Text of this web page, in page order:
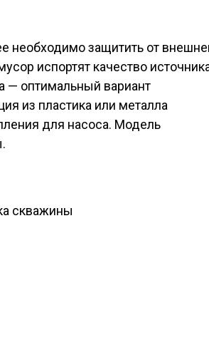
необходимо защитить от
испортят качество
— оптимальный вариант
из пластика или металла
для насоса. Модель
скважины